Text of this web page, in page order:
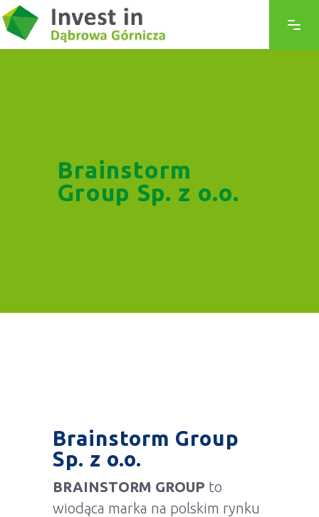
Brainstorm
Group Sp. z o.o.
Brainstorm Group
Sp. z o.o.
BRAINSTORM GROUP to
wiodąca marka na polskim rynku